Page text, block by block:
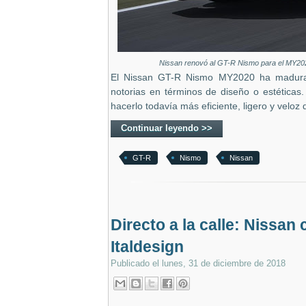
Nissan renovó al GT-R Nismo para el
El Nissan GT-R Nismo MY2020 ha
notorias en términos de diseño o
hacerlo todavía más eficiente, ligero y veloz
Continuar leyendo >>
GT-R Nismo Nissan
Directo a la calle: Nissan
Italdesign
Publicado el lunes, 31 de diciembre de 2018